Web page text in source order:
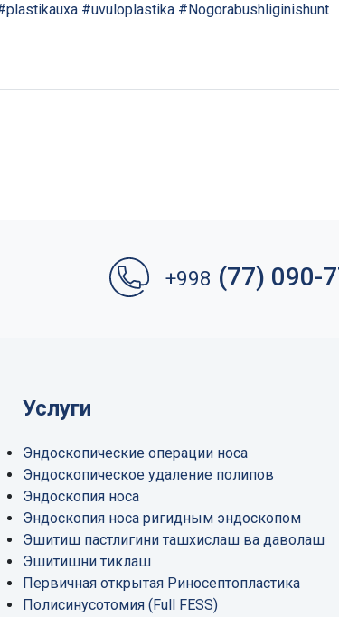
#uvuloplastika #Nogorabushliginishunt
+998 (77) 090-
Услуги
Эндоскопические операции носа
Эндоскопическое удаление полипов
Эндоскопия носа
Эндоскопия носа ригидным эндоскопом
Эшитиш пастлигини ташхислаш ва даволаш
Эшитишни тиклаш
Первичная открытая Риносептопластика
Полисинусотомия (Full FESS)